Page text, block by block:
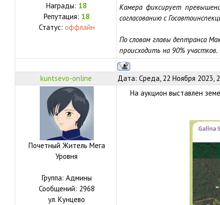
Награды: 18
Репутация: 18
Статус: оффлайн
Камера фиксирует
согласованию с
По словам главы дептранса
происходить на 90% участков.
kuntsevo-online Дата: Среда, 22 Ноября 2023,
Почетный Житель Мега
Уровня
Группа: Админы
Сообщений: 2968
ул. Кунцево
На аукцион выставлен